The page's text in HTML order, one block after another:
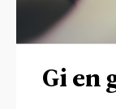
Gi en